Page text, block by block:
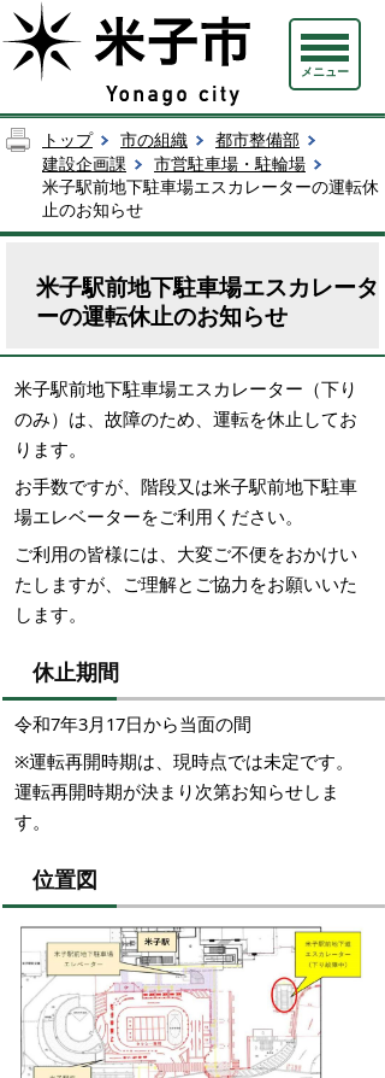
メニュー
トップ 市の組織
都市整備部
建設企画課
市営駐車場・駐輪場
米子駅前地下駐車場エスカレーターの運転休
止のお知らせ
米子駅前地下駐車場エスカレータ
ーの運転休止のお知らせ
米子駅前地下駐車場エスカレーター（下り
のみ）は、故障のため、運転を休止してお
ります。
お手数ですが、階段又は米子駅前地下駐車
場エレベーターをご利用ください。
ご利用の皆様には、大変ご不便をおかけい
たしますが、ご理解とご協力をお願いいた
します。
休止期間
令和7年3月17日から当面の間
※運転再開時期は、現時点では未定です。
運転再開時期が決まり次第お知らせしま
す。
位置図